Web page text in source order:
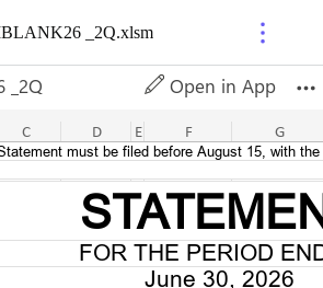
_2Q.xlsm